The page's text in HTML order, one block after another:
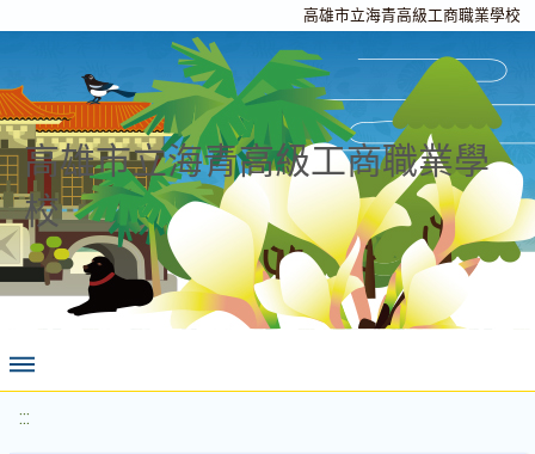
高雄市立海青高級工商職業學校
高雄市立海青高級工商職業學
校
:::